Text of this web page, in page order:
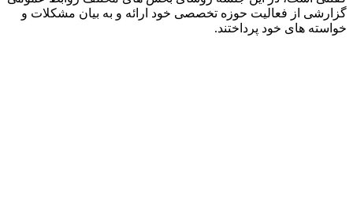
گزارشی از فعالیت حوزه تخصصی خود ارائه و به بیان مشکلات و
خواسته های خود پرداختند.